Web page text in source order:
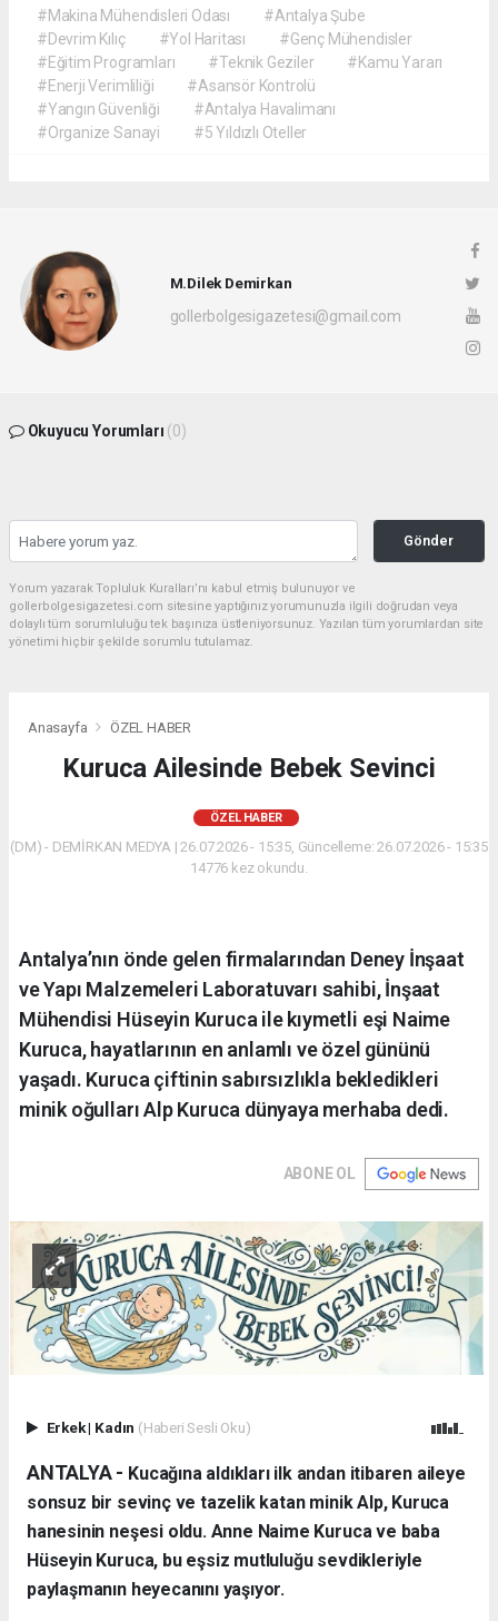
#Makina Mühendisleri Odası
#Antalya Şube
#Devrim Kılıç
#Yol Haritası
#Genç Mühendisler
#Eğitim Programları
#Teknik Geziler
#Kamu Yararı
#Enerji Verimliliği
#Asansör Kontrolü
#Yangın Güvenliği
#Antalya Havalimanı
#Organize Sanayi
#5 Yıldızlı Oteller
M.Dilek Demirkan
gollerbolgesigazetesi@gmail.com
Okuyucu Yorumları (0)
Gönder
Yorum yazarak Topluluk Kuralları’nı kabul etmiş bulunuyor ve
gollerbolgesigazetesi.com sitesine yaptığınız yorumunuzla ilgili doğrudan veya
dolaylı tüm sorumluluğu tek başınıza üstleniyorsunuz. Yazılan tüm yorumlardan site
yönetimi hiçbir şekilde sorumlu tutulamaz.
Anasayfa ÖZEL HABER
Kuruca Ailesinde Bebek Sevinci
ÖZEL HABER
(DM) - DEMİRKAN MEDYA | 26.07.2026 - 15:35, Güncelleme: 26.07.2026 - 15:35
14776 kez okundu.
Antalya’nın önde gelen firmalarından Deney İnşaat
ve Yapı Malzemeleri Laboratuvarı sahibi, İnşaat
Mühendisi Hüseyin Kuruca ile kıymetli eşi Naime
Kuruca, hayatlarının en anlamlı ve özel gününü
yaşadı. Kuruca çiftinin sabırsızlıkla bekledikleri
minik oğulları Alp Kuruca dünyaya merhaba dedi.
ABONE OL
Erkek| Kadın (Haberi Sesli Oku)
ANTALYA - ​ Kucağına aldıkları ilk andan itibaren aileye
sonsuz bir sevinç ve tazelik katan minik Alp, Kuruca
hanesinin neşesi oldu. Anne Naime Kuruca ve baba
Hüseyin Kuruca, bu eşsiz mutluluğu sevdikleriyle
paylaşmanın heyecanını yaşıyor.